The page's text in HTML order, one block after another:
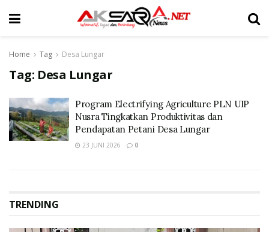
Home Tag Desa Lungar
Tag: Desa Lungar
Program Electrifying Agriculture PLN UIP
Nusra Tingkatkan Produktivitas dan
Pendapatan Petani Desa Lungar
23 JUNI 2026 0
TRENDING